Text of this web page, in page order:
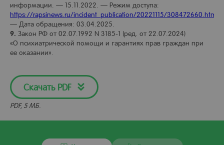
информации. — 15.11.2022. — Режим доступа:
https://rapsinews.ru/incident_publication/20221115/308472660.html
— Дата обращения: 03.04.2025.
9. Закон РФ от 02.07.1992 N 3185-1 (ред. от 22.07.2024)
«О психиатрической помощи и гарантиях прав граждан при
ее оказании».
Скачать PDF
PDF, 5 МБ.